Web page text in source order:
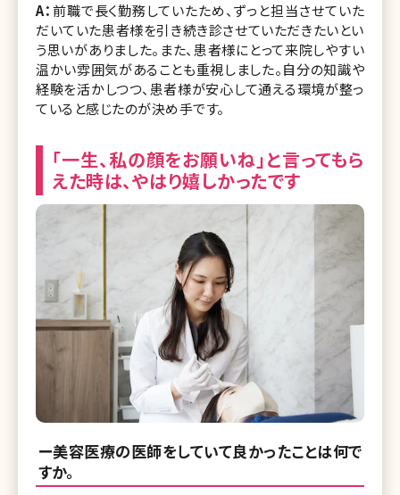
A：前職で長く勤務していたため、ずっと担当させていた
だいていた患者様を引き続き診させていただきたいとい
う思いがありました。また、患者様にとって来院しやすい
温かい雰囲気があることも重視しました。自分の知識や
経験を活かしつつ、患者様が安心して通える環境が整っ
ていると感じたのが決め手です。
「一生、私の顔をお願いね」と言ってもら
えた時は、やはり嬉しかったです
ー美容医療の医師をしていて良かったことは何で
すか。